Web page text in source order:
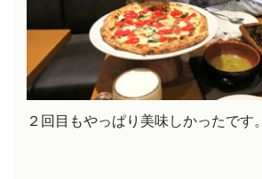
２回目もやっぱり美味しかったです。